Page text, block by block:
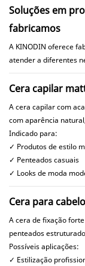
Soluções em
fabricamos
A KINODIN oferece
atender a diferentes
Cera capilar
A cera capilar com
com aparência
Indicado para:
✓ Produtos de estilo
✓ Penteados casuais
✓ Looks de moda
Cera para
A cera de fixação
penteados
Possíveis aplicações:
✓ Estilização